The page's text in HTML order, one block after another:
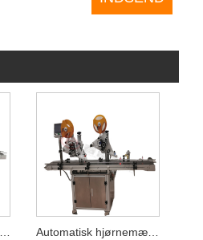
Automatisk forsegling og etikettering af puslespilsbokse Automatisk hjørnemærkemaskine